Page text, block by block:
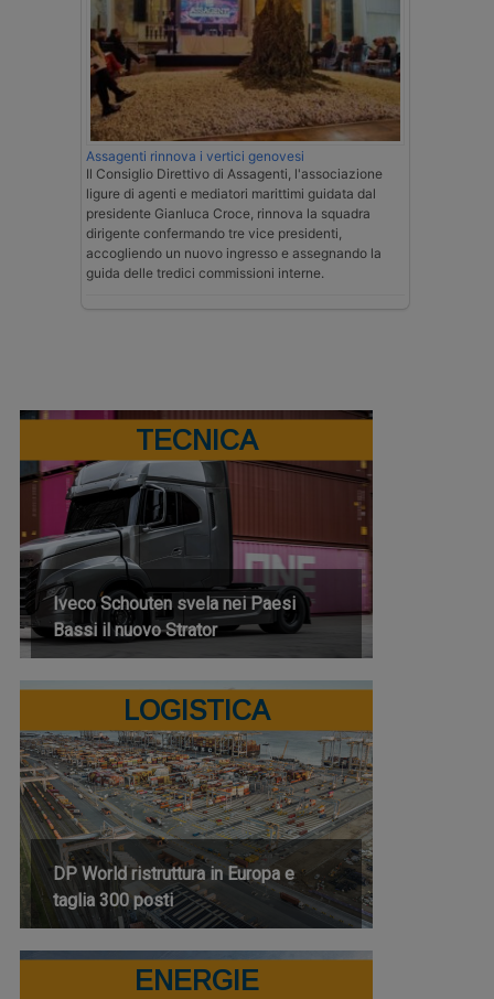
Assagenti rinnova i vertici genovesi
Il Consiglio Direttivo di Assagenti, l'associazione
ligure di agenti e mediatori marittimi guidata dal
presidente Gianluca Croce, rinnova la squadra
dirigente confermando tre vice presidenti,
accogliendo un nuovo ingresso e assegnando la
guida delle tredici commissioni interne.
TECNICA
Iveco Schouten svela nei Paesi
Bassi il nuovo Strator
LOGISTICA
DP World ristruttura in Europa e
taglia 300 posti
ENERGIE